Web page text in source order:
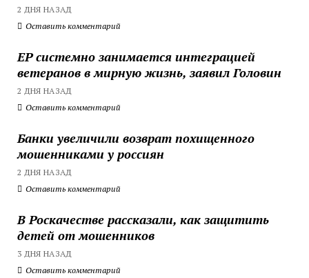
2 ДНЯ НАЗАД
Оставить комментарий
ЕР системно занимается интеграцией
ветеранов в мирную жизнь, заявил Головин
2 ДНЯ НАЗАД
Оставить комментарий
Банки увеличили возврат похищенного
мошенниками у россиян
2 ДНЯ НАЗАД
Оставить комментарий
В Роскачестве рассказали, как защитить
детей от мошенников
3 ДНЯ НАЗАД
Оставить комментарий